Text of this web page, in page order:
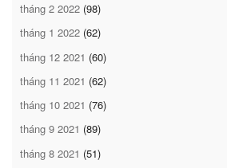
tháng 2 2022 (98)
tháng 1 2022 (62)
tháng 12 2021 (60)
tháng 11 2021 (62)
tháng 10 2021 (76)
tháng 9 2021 (89)
tháng 8 2021 (51)